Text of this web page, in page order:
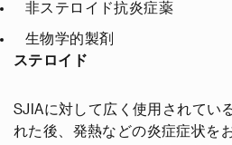
非ステロイド抗炎症薬
生物学的製剤
ステロイド
SJIAに対して広く使用されてい
れた後、発熱などの炎症症状を